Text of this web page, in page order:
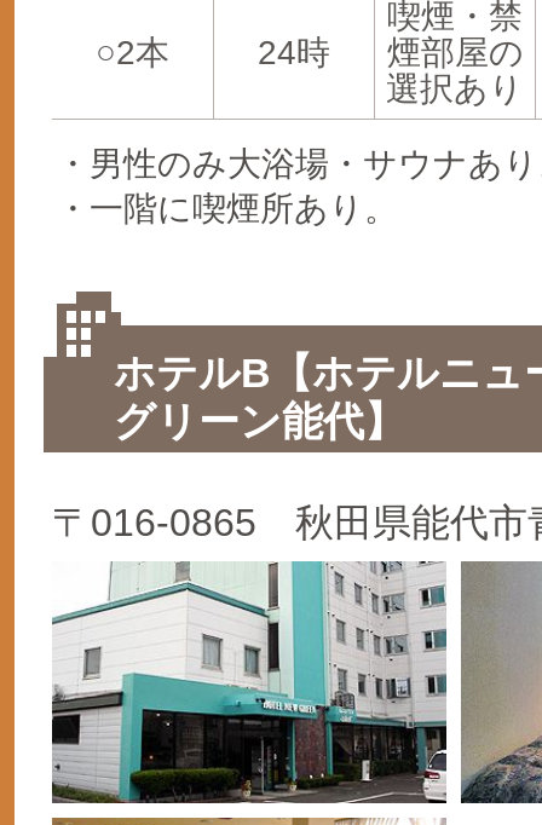
○2本 24時
喫煙・禁
煙部屋の
選択あり
・男性のみ大浴場・サウナあ
・一階に喫煙所あり。
ホテルB【ホテルニュ
グリーン能代】
〒016-0865 秋田県能代市